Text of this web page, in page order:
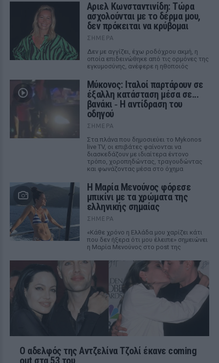
Αριελ Κωνσταντινίδη: Τώρα
ασχολούνται με το δέρμα μου,
δεν πρόκειται να κρύβομαι
ΣΉΜΕΡΑ
Δεν με αγγίζει, έχω ροδόχρου ακμή, η
οποία επιδεινώθηκε από τις ορμόνες της
εγκυμοσύνης, ανέφερε η ηθοποιός
Μύκονος: Ιταλοί παρτάρουν σε
έξαλλη κατάσταση μέσα σε...
βανάκι ‑ Η αντίδραση του
οδηγού
ΣΉΜΕΡΑ
Στα πλάνα που δημοσιεύει το Mykonos
live TV, οι επιβάτες φαίνονται να
διασκεδάζουν με ιδιαίτερα έντονο
τρόπο, χοροπηδώντας, τραγουδώντας
και φωνάζοντας μέσα στο όχημα
Η Μαρία Μενούνος φόρεσε
μπικίνι με τα χρώματα της
ελληνικής σημαίας
ΣΉΜΕΡΑ
«Κάθε χρόνο η Ελλάδα μου χαρίζει κάτι
που δεν ήξερα ότι μου έλειπε» σημειώνει
η Μαρία Μενούνος στο post της
Ο αδελφός της Αντζελίνα Τζολί έκανε coming